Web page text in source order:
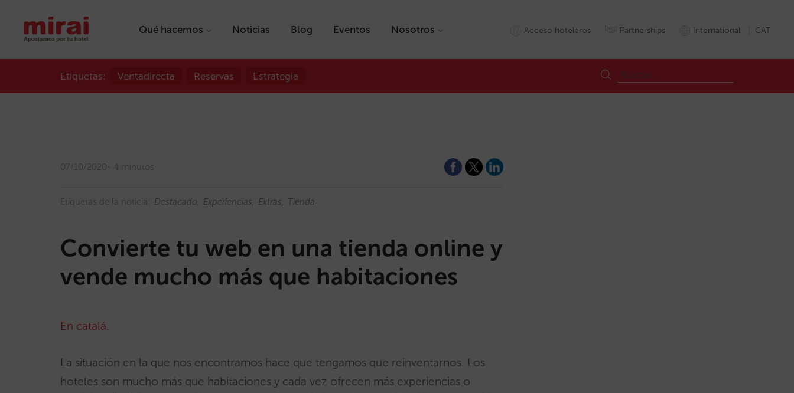
Qué hacemos Noticias Blog Eventos Nosotros Acceso hoteleros Partnerships International CAT
Etiquetas: Ventadirecta Reservas Estrategia
07/10/2020 4 minutos
Etiquetas de la noticia: Destacado Experiencias Extras Tienda
Convierte tu web en una tienda online y
vende mucho más que habitaciones
En catalá.
La situación en la que nos encontramos hace que tengamos que reinventarnos. Los
hoteles son mucho más que habitaciones y cada vez ofrecen más experiencias o